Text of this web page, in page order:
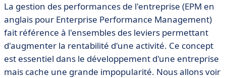
La gestion des performances de l'entreprise (EPM en
anglais pour Enterprise Performance Management)
fait référence à l'ensembles des leviers permettant
d'augmenter la rentabilité d'une activité. Ce concept
est essentiel dans le développement d'une entreprise
mais cache une grande impopularité. Nous allons voir